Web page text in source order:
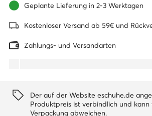
Geplante Lieferung in 2-3 Werktagen
Kostenloser Versand ab 59€ und
Zahlungs- und Versandarten
Der auf der Website eschuhe.de
Produktpreis ist verbindlich und
Verpackung abweichen.